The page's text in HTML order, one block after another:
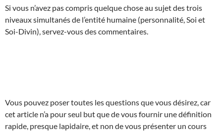
Si vous n’avez pas compris quelque chose au sujet des trois
niveaux simultanés de l’entité humaine (personnalité, Soi et
Soi-Divin), servez-vous des commentaires.
Vous pouvez poser toutes les questions que vous désirez, car
cet article n’a pour seul but que de vous fournir une définition
rapide, presque lapidaire, et non de vous présenter un cours